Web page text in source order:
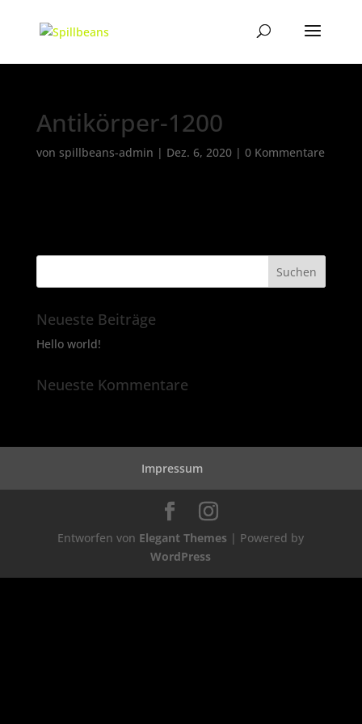
Antikörper-1200
von spillbeans-admin | Dez. 6, 2020| 0 Kommentare
Neueste Beiträge
Hello world!
Neueste Kommentare
Impressum
Entworfen von Elegant Themes | Powered by
WordPress